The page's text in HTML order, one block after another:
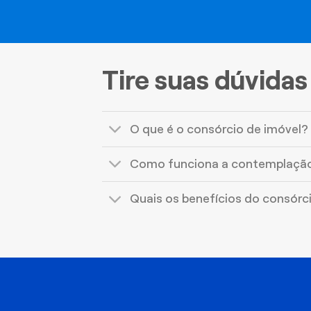
Tire suas dúvidas
O que é o consórcio de imóvel?
Como funciona a
Quais os benefícios do